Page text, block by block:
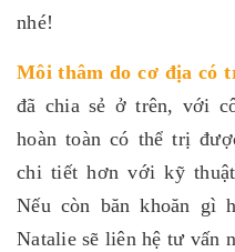
nhé!
Môi thâm do cơ địa có
đã chia sẻ ở trên, với
hoàn toàn có thể trị
chi tiết hơn với kỹ
Nếu còn băn khoăn gì
Natalie sẽ liên hệ tư vấn